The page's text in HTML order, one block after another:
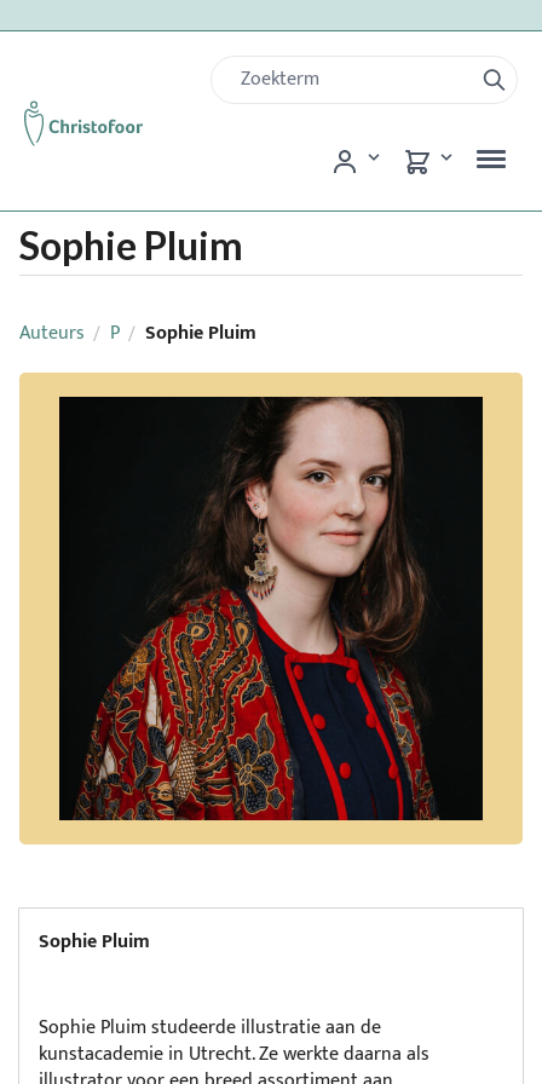
Sophie Pluim
Auteurs / P / Sophie Pluim
Sophie Pluim
Sophie Pluim studeerde illustratie aan de
kunstacademie in Utrecht. Ze werkte daarna als